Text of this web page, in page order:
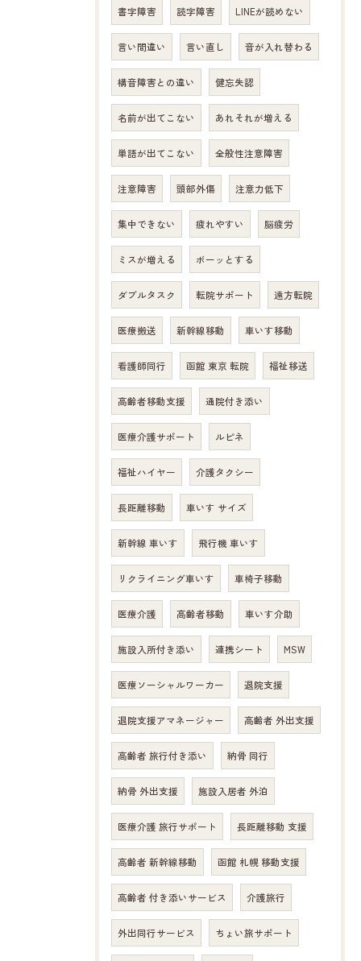
書字障害 読字障害 LINEが読めない
言い間違い 言い直し 音が入れ替わる
構音障害との違い 健忘失認
名前が出てこない あれそれが増える
単語が出てこない 全般性注意障害
注意障害 頭部外傷 注意力低下
集中できない 疲れやすい 脳疲労
ミスが増える ボーッとする
ダブルタスク 転院サポート 遠方転院
医療搬送 新幹線移動 車いす移動
看護師同行 函館 東京 転院 福祉移送
高齢者移動支援 通院付き添い
医療介護サポート ルピネ
福祉ハイヤー 介護タクシー
長距離移動 車いす サイズ
新幹線 車いす 飛行機 車いす
リクライニング車いす 車椅子移動
医療介護 高齢者移動 車いす介助
施設入所付き添い 連携シート MSW
医療ソーシャルワーカー 退院支援
退院支援アマネージャー 高齢者 外出支援
高齢者 旅行付き添い 納骨 同行
納骨 外出支援 施設入居者 外泊
医療介護 旅行サポート 長距離移動 支援
高齢者 新幹線移動 函館 札幌 移動支援
高齢者 付き添いサービス 介護旅行
外出同行サービス ちょい旅サポート